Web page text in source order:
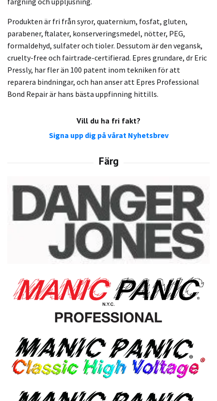
Vill du ha fri fakt?
Signa upp dig på vårat Nyhetsbrev
Produkten är fri från syror, quaternium, fosfat, gluten,
parabener, ftalater, konserveringsmedel, nötter, PEG,
formaldehyd, sulfater och tioler. Dessutom är den vegansk,
cruelty-free och fairtrade-certifierad. Epres grundare, dr Eric
Pressly, har fler än 100 patent inom tekniken för att
reparera bindningar, och han anser att Epres Professional
Bond Repair är hans bästa uppfinning hittills.